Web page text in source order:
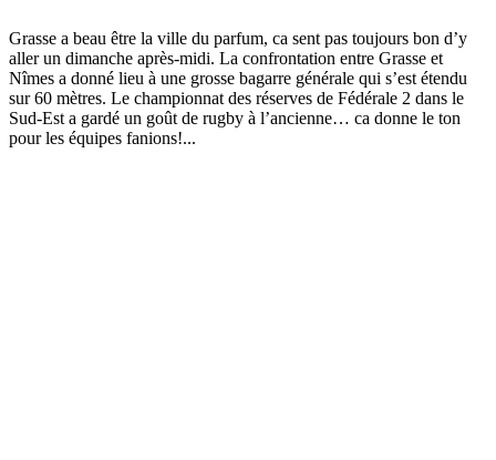
Grasse a beau être la ville du parfum, ca sent pas toujours bon d’y
aller un dimanche après-midi. La confrontation entre Grasse et
Nîmes a donné lieu à une grosse bagarre générale qui s’est étendu
sur 60 mètres. Le championnat des réserves de Fédérale 2 dans le
Sud-Est a gardé un goût de rugby à l’ancienne… ca donne le ton
pour les équipes fanions!...